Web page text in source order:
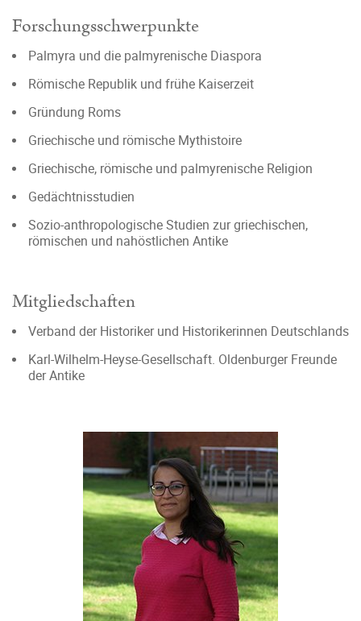
Forschungsschwerpunkte
Palmyra und die palmyrenische Diaspora
Römische Republik und frühe Kaiserzeit
Gründung Roms
Griechische und römische Mythistoire
Griechische, römische und palmyrenische Religion
Gedächtnisstudien
Sozio-anthropologische Studien zur griechischen,
römischen und nahöstlichen Antike
Mitgliedschaften
Verband der Historiker und Historikerinnen Deutschlands
Karl-Wilhelm-Heyse-Gesellschaft. Oldenburger Freunde
der Antike